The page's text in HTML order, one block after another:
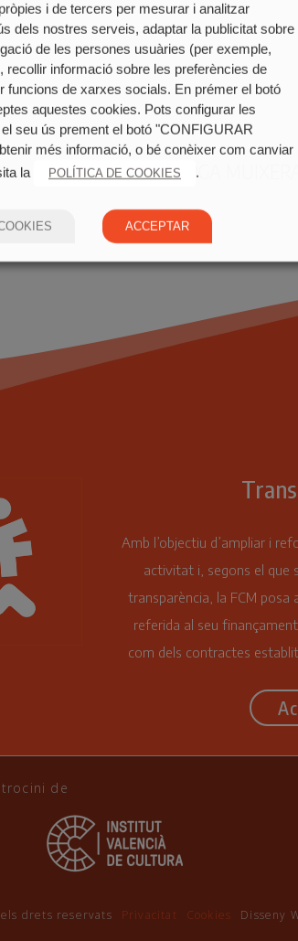
CONLLOGA
Amb l’objectiu d’ampliar i
activitat i, segons el que
transparència, la FCM posa
referida al seu
com dels contractes
de
els drets reservats Privacitat Cookies Disseny
i de tercers per mesurar i analitzar
dels nostres serveis, adaptar la publicitat sobre
de les persones usuàries (per exemple,
recollir informació sobre les preferències de
funcions de xarxes socials. En prémer el botó
aquestes cookies. Pots configurar les
seu ús prement el botó "CONFIGURAR
més informació, o bé conèixer com canviar
la
POLÍTICA DE COOKIES .
ACCEPTAR